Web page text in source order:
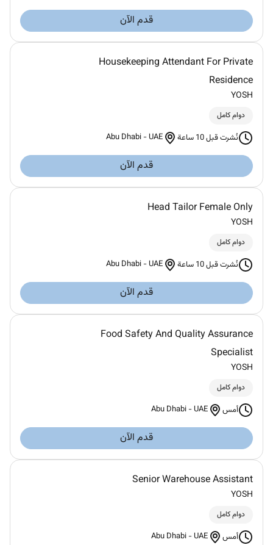
قدم الآن
Housekeeping Attendant For Private
Residence
YOSH
دوام كامل
نُشرت قبل 10 ساعة Abu Dhabi -UAE
قدم الآن
Head Tailor Female Only
YOSH
دوام كامل
نُشرت قبل 10 ساعة Abu Dhabi -UAE
قدم الآن
Food Safety And Quality Assurance
Specialist
YOSH
دوام كامل
أمس Abu Dhabi -UAE
قدم الآن
Senior Warehouse Assistant
YOSH
دوام كامل
أمس Abu Dhabi -UAE